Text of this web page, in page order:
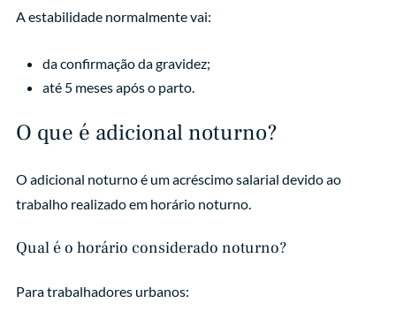
A estabilidade normalmente vai:
da confirmação da gravidez;
até 5 meses após o parto.
O que é adicional noturno?
O adicional noturno é um acréscimo salarial devido ao
trabalho realizado em horário noturno.
Qual é o horário considerado noturno?
Para trabalhadores urbanos: